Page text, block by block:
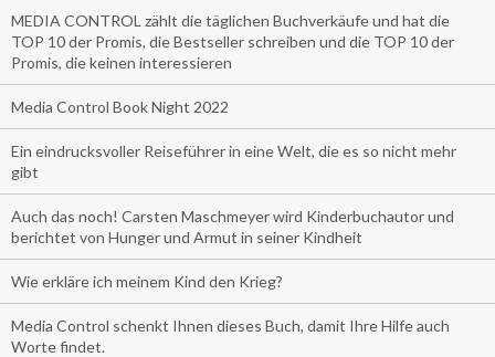
MEDIA CONTROL zählt die täglichen Buchverkäufe und hat die
TOP 10 der Promis, die Bestseller schreiben und die TOP 10 der
Promis, die keinen interessieren
Media Control Book Night 2022
Ein eindrucksvoller Reiseführer in eine Welt, die es so nicht mehr
gibt
Auch das noch! Carsten Maschmeyer wird Kinderbuchautor und
berichtet von Hunger und Armut in seiner Kindheit
Wie erkläre ich meinem Kind den Krieg?
Media Control schenkt Ihnen dieses Buch, damit Ihre Hilfe auch
Worte findet.